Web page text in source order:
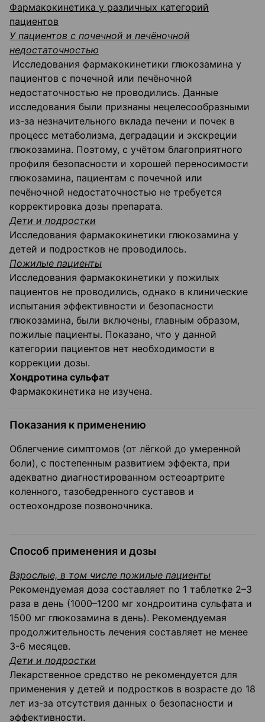
Фармакокинетика у различных категорий
пациентов
Упациентов с почечной и печёночной
недостаточностью
Исследования фармакокинетики глюкозамина у
пациентов с почечной или печёночной
недостаточностью не проводились. Данные
исследования были признаны нецелесообразными
из-за незначительного вклада печени и почек в
процесс метаболизма, деградации и экскреции
глюкозамина. Поэтому, с учётом благоприятного
профиля безопасности и хорошей переносимости
глюкозамина, пациентам с почечной или
печёночной недостаточностью не требуется
корректировка дозы препарата.
Дети и подростки
Исследования фармакокинетики глюкозамина у
детей и подростков не проводилось.
Пожилые пациенты
Исследования фармакокинетики у пожилых
пациентов не проводились, однако в клинические
испытания эффективности и безопасности
глюкозамина, были включены, главным образом,
пожилые пациенты. Показано, что у данной
категории пациентов нет необходимости в
коррекции дозы.
Хондротина сульфат
Фармакокинетика не изучена.
Показания к применению
Облегчение симптомов (от лёгкой до умеренной
боли), с постепенным развитием эффекта, при
адекватно диагностированном остеоартрите
коленного, тазобедренного суставов и
остеохондрозе позвоночника.
Способ применения и дозы
Взрослые, в том числе пожилые пациенты
Рекомендуемая доза составляет по 1 таблетке 2–3
раза в день (1000–1200 мг хондроитина сульфата и
1500 мг глюкозамина в день). Рекомендуемая
продолжительность лечения составляет не менее
3-6 месяцев.
Дети и подростки
Лекарственное средство не рекомендуется для
применения у детей и подростков в возрасте до 18
лет из-за отсутствия данных о безопасности и
эффективности.